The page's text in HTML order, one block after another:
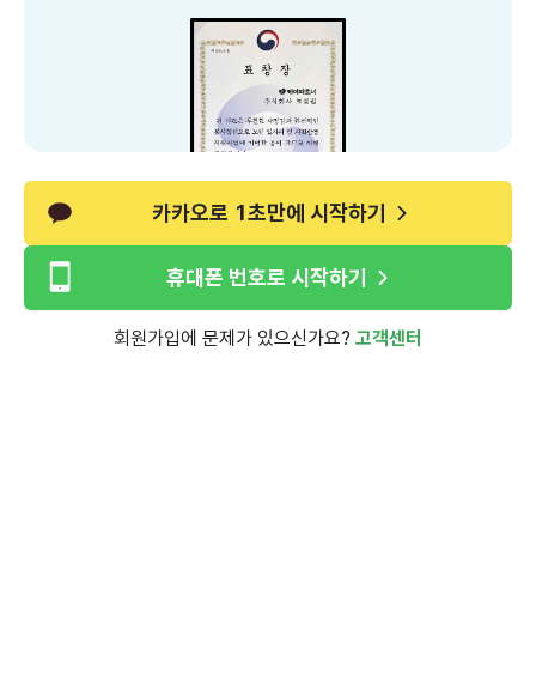
카카오로 1초만에 시작하기
휴대폰 번호로 시작하기
회원가입에 문제가 있으신가요? 고객센터